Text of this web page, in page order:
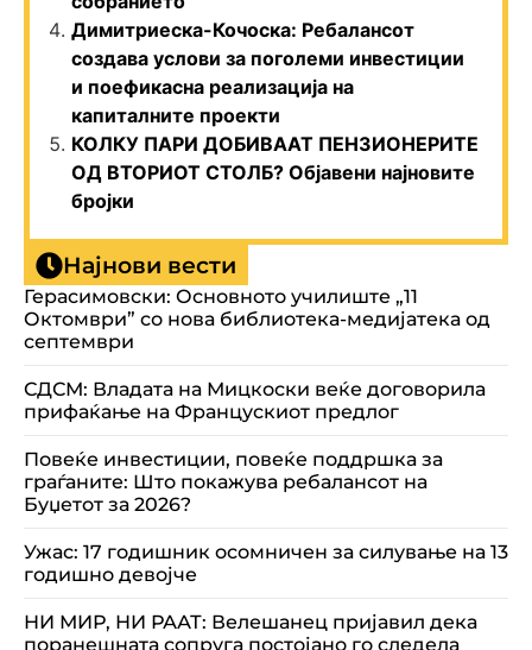
Димитриеска-Кочоска: Ребалансот
создава услови за поголеми инвестиции
и поефикасна реализација на
капиталните проекти
КОЛКУ ПАРИ ДОБИВААТ ПЕНЗИОНЕРИТЕ
ОД ВТОРИОТ СТОЛБ? Објавени најновите
бројки
Најнови вести
Герасимовски: Основното училиште „11
Октомври” со нова библиотека-медијатека од
септември
СДСМ: Владата на Мицкоски веќе договорила
прифаќање на Францускиот предлог
Повеќе инвестиции, повеќе поддршка за
граѓаните: Што покажува ребалансот на
Буџетот за 2026?
Ужас: 17 годишник осомничен за силување на 13
годишно девојче
НИ МИР, НИ РААТ: Велешанец пријавил дека
поранешната сопруга постојано го следела